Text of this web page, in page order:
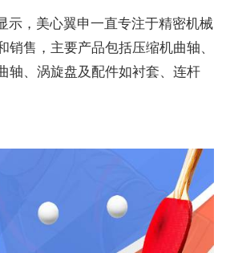
示，美心翼申一直专注于精密机械
销售，主要产品包括压缩机曲轴、
轴、涡旋盘及配件如衬套、连杆